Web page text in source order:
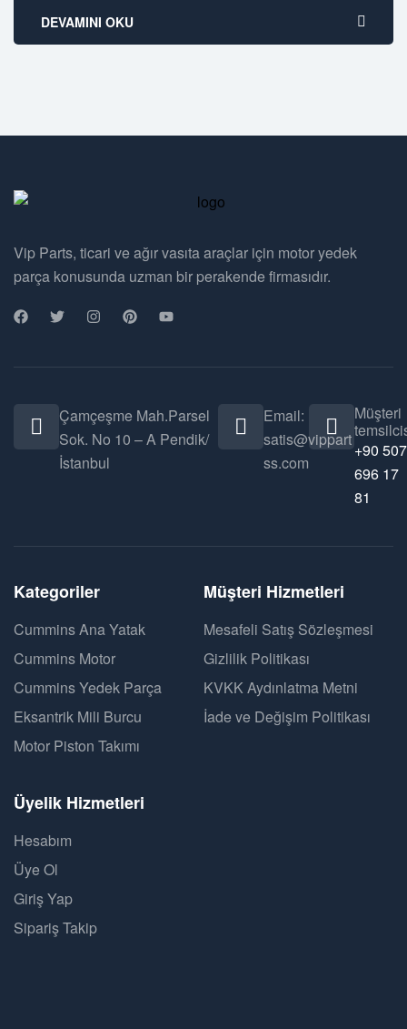
DEVAMINI OKU
Vip Parts, ticari ve ağır vasıta araçlar için motor yedek
parça konusunda uzman bir perakende firmasıdır.
Çamçeşme Mah.Parsel
Sok. No 10 – A Pendik/
İstanbul
Email:
satis@vippart
ss.com
Müşteri
+90 507
696 17
81
Kategoriler
Cummins Ana Yatak
Cummins Motor
Cummins Yedek Parça
Eksantrik Mili Burcu
Motor Piston Takımı
Müşteri Hizmetleri
Mesafeli Satış Sözleşmesi
Gizlilik Politikası
KVKK Aydınlatma Metni
İade ve Değişim Politikası
Üyelik Hizmetleri
Hesabım
Üye Ol
Giriş Yap
Sipariş Takip